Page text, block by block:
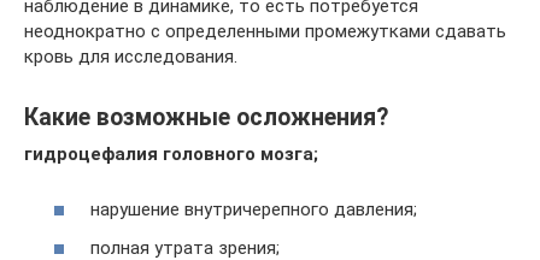
наблюдение в динамике, то есть потребуется
неоднократно с определенными промежутками сдавать
кровь для исследования.
Какие возможные осложнения?
гидроцефалия головного мозга;
нарушение внутричерепного давления;
полная утрата зрения;